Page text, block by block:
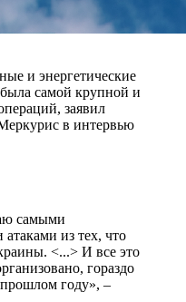
и энергетические
самой крупной и
заявил
в интервью
самыми
из тех, что
<...> И все это
гораздо
году», –